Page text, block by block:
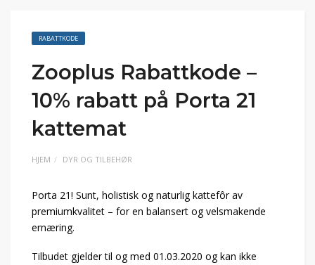
RABATTKODE
Zooplus Rabattkode –
10% rabatt på Porta 21
kattemat
HJEM DYR OG TILBEHØR
Porta 21! Sunt, holistisk og naturlig kattefôr av
premiumkvalitet – for en balansert og velsmakende
ernæring.
Tilbudet gjelder til og med 01.03.2020 og kan ikke